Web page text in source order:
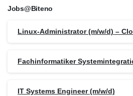
Jobs@Biteno
Linux-Administrator (m/w/d) –
Fachinformatiker
IT Systems Engineer (m/w/d)